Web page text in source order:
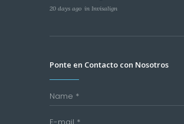
20 days ago in Invisalign
Ponte en Contacto con Nosotros